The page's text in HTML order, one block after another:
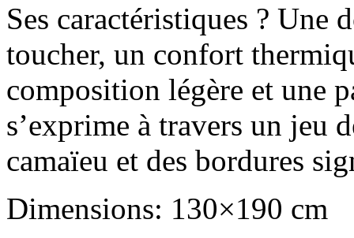
Ses caractéristiques ? Une
toucher, un confort
composition légère et une
s’exprime à travers un jeu
camaïeu et des bordures
Dimensions: 130×190 cm